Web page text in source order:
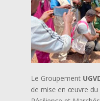
Le Groupement
de mise en œuvre du